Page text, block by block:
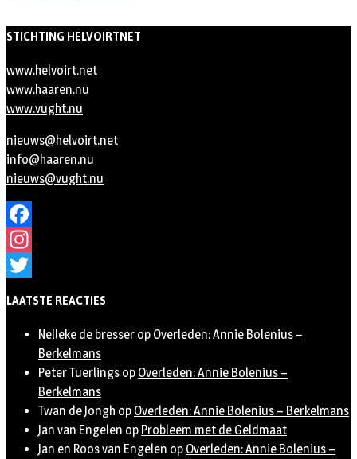
STICHTING HELVOIRTNET
www.helvoirt.net
www.haaren.nu
www.vught.nu
nieuws@helvoirt.net
info@haaren.nu
nieuws@vught.nu
Facebook
Instagram
LAATSTE REACTIES
Nelleke de bresser op Overleden: Annie Bolenius –
Berkelmans
Peter Tuerlings op Overleden: Annie Bolenius –
Berkelmans
Twan de Jongh op Overleden: Annie Bolenius – Berkelmans
Jan van Engelen op Probleem met de Geldmaat
Jan en Roos van Engelen op Overleden: Annie Bolenius –